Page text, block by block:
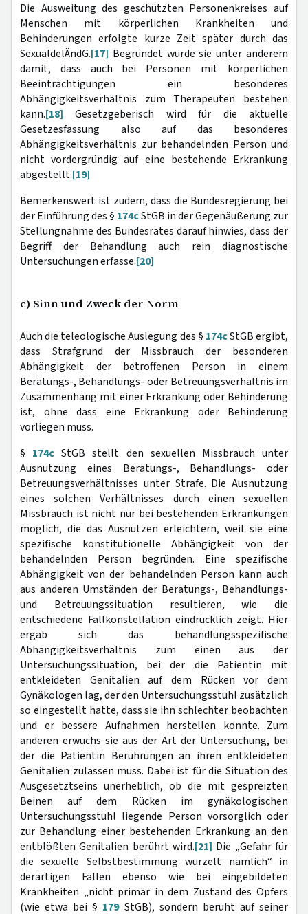
Die Ausweitung des geschützten Personenkreises auf
Menschen mit körperlichen Krankheiten und
Behinderungen erfolgte kurze Zeit später durch das
SexualdelÄndG.[17] Begründet wurde sie unter anderem
damit, dass auch bei Personen mit körperlichen
Beeinträchtigungen ein besonderes
Abhängigkeitsverhältnis zum Therapeuten bestehen
kann.[18] Gesetzgeberisch wird für die aktuelle
Gesetzesfassung also auf das besonderes
Abhängigkeitsverhältnis zur behandelnden Person und
nicht vordergründig auf eine bestehende Erkrankung
abgestellt.[19]
Bemerkenswert ist zudem, dass die Bundesregierung bei
der Einführung des § 174cStGB in der Gegenäußerung zur
Stellungnahme des Bundesrates darauf hinwies, dass der
Begriff der Behandlung auch rein diagnostische
Untersuchungen erfasse.[20]
c) Sinn und Zweck der Norm
Auch die teleologische Auslegung des § 174cStGB ergibt,
dass Strafgrund der Missbrauch der besonderen
Abhängigkeit der betroffenen Person in einem
Beratungs-, Behandlungs- oder Betreuungsverhältnis im
Zusammenhang mit einer Erkrankung oder Behinderung
ist, ohne dass eine Erkrankung oder Behinderung
vorliegen muss.
§ 174c StGB stellt den sexuellen Missbrauch unter
Ausnutzung eines Beratungs-, Behandlungs- oder
Betreuungsverhältnisses unter Strafe. Die Ausnutzung
eines solchen Verhältnisses durch einen sexuellen
Missbrauch ist nicht nur bei bestehenden Erkrankungen
möglich, die das Ausnutzen erleichtern, weil sie eine
spezifische konstitutionelle Abhängigkeit von der
behandelnden Person begründen. Eine spezifische
Abhängigkeit von der behandelnden Person kann auch
aus anderen Umständen der Beratungs-, Behandlungs-
und Betreuungssituation resultieren, wie die
entschiedene Fallkonstellation eindrücklich zeigt. Hier
ergab sich das behandlungsspezifische
Abhängigkeitsverhältnis zum einen aus der
Untersuchungssituation, bei der die Patientin mit
entkleideten Genitalien auf dem Rücken vor dem
Gynäkologen lag, der den Untersuchungsstuhl zusätzlich
so eingestellt hatte, dass sie ihn schlechter beobachten
und er bessere Aufnahmen herstellen konnte. Zum
anderen erwuchs sie aus der Art der Untersuchung, bei
der die Patientin Berührungen an ihren entkleideten
Genitalien zulassen muss. Dabei ist für die Situation des
Ausgesetztseins unerheblich, ob die mit gespreizten
Beinen auf dem Rücken im gynäkologischen
Untersuchungsstuhl liegende Person vorsorglich oder
zur Behandlung einer bestehenden Erkrankung an den
entblößten Genitalien berührt wird.[21] Die „Gefahr für
die sexuelle Selbstbestimmung wurzelt nämlich“ in
derartigen Fällen ebenso wie bei eingebildeten
Krankheiten „nicht primär in dem Zustand des Opfers
(wie etwa bei § 179StGB), sondern beruht auf seiner